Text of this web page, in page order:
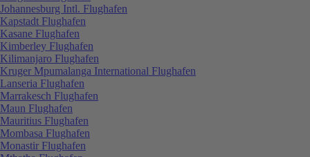
Johannesburg Intl. Flughafen
Kapstadt Flughafen
Kasane Flughafen
Kimberley Flughafen
Kilimanjaro Flughafen
Kruger Mpumalanga International Flughafen
Lanseria Flughafen
Marrakesch Flughafen
Maun Flughafen
Mauritius Flughafen
Mombasa Flughafen
Monastir Flughafen